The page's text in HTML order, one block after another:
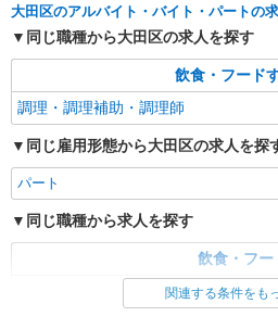
大田区のアルバイト・バイト・パートの
同じ職種から大田区の求人を探す
飲食・フード
調理・調理補助・調理師
同じ雇用形態から大田区の求人を探
パート
同じ職種から求人を探す
飲食・フー
調理・調理補助・調理師関連する条件をも